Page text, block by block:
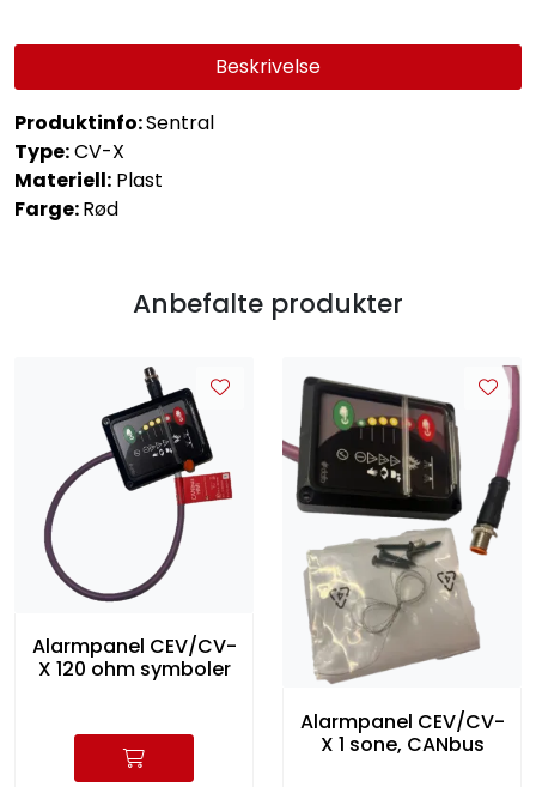
Beskrivelse
Produktinfo:Sentral
Type:CV-X
Materiell: Plast
Farge:Rød
Anbefalte produkter
Alarmpanel CEV/CV-
X 120 ohm symboler
Alarmpanel CEV/CV-
X 1 sone, CANbus